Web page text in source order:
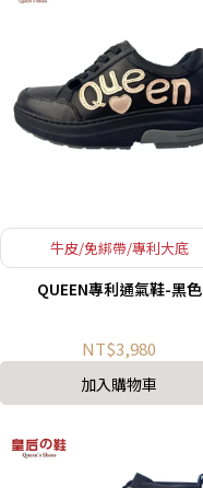
牛皮/免綁帶/專利大底
QUEEN專利通氣鞋-黑色
NT$3,980
加入購物車